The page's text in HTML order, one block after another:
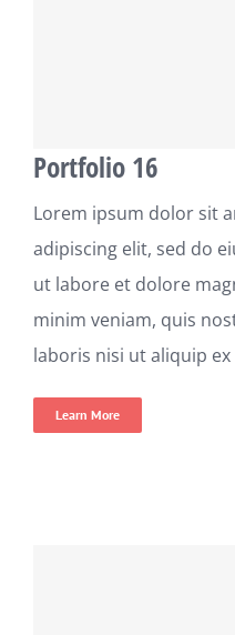
Portfolio 16
Lorem ipsum dolor sit
adipiscing elit, sed do
ut labore et dolore
minim veniam, quis
laboris nisi ut aliquip
Learn More